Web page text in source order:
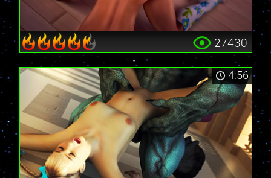
27430
4:56